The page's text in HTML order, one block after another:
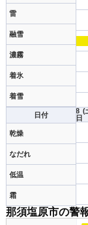
雷
融雪
濃霧
着氷
着雪
日付
乾燥
なだれ
低温
霜
8
日
(
那須塩原市の警